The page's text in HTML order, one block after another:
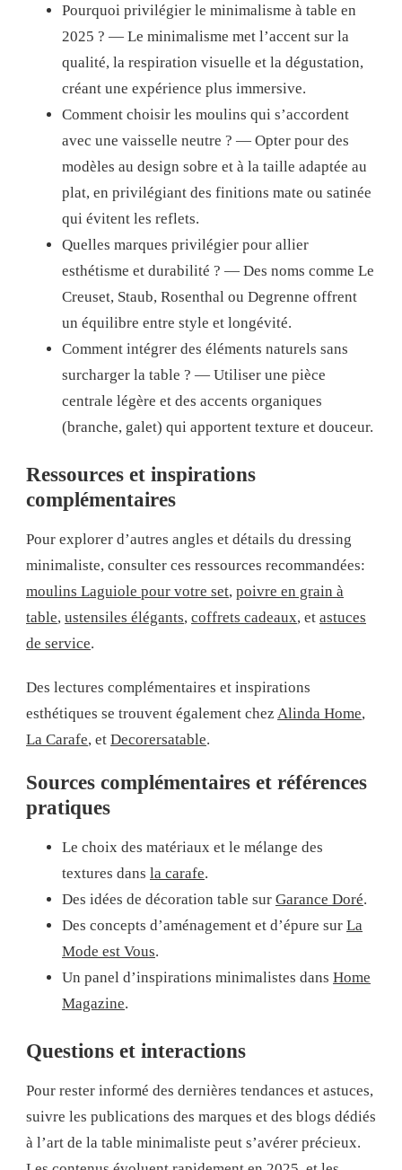
Pourquoi privilégier le minimalisme à table en
2025 ? — Le minimalisme met l’accent sur la
qualité, la respiration visuelle et la dégustation,
créant une expérience plus immersive.
Comment choisir les moulins qui s’accordent
avec une vaisselle neutre ? — Opter pour des
modèles au design sobre et à la taille adaptée au
plat, en privilégiant des finitions mate ou satinée
qui évitent les reflets.
Quelles marques privilégier pour allier
esthétisme et durabilité ? — Des noms comme Le
Creuset, Staub, Rosenthal ou Degrenne offrent
un équilibre entre style et longévité.
Comment intégrer des éléments naturels sans
surcharger la table ? — Utiliser une pièce
centrale légère et des accents organiques
(branche, galet) qui apportent texture et douceur.
Ressources et inspirations
complémentaires
Pour explorer d’autres angles et détails du dressing
minimaliste, consulter ces ressources recommandées:
moulins Laguiole pour votre set, poivre en grain à
table, ustensiles élégants, coffrets cadeaux, et astuces
de service.
Des lectures complémentaires et inspirations
esthétiques se trouvent également chez Alinda Home,
La Carafe, et Decorersatable.
Sources complémentaires et références
pratiques
Le choix des matériaux et le mélange des
textures dans la carafe.
Des idées de décoration table sur Garance Doré.
Des concepts d’aménagement et d’épure sur La
Mode est Vous.
Un panel d’inspirations minimalistes dans Home
Magazine.
Questions et interactions
Pour rester informé des dernières tendances et astuces,
suivre les publications des marques et des blogs dédiés
à l’art de la table minimaliste peut s’avérer précieux.